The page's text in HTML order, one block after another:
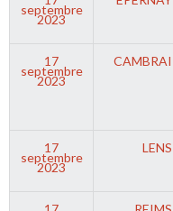
septembre
2023
17
septembre
2023
CAMBRAI
17
septembre
2023
LENS